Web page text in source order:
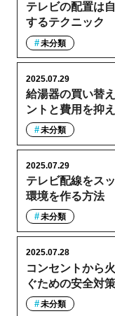
テレビの配置は
するテクニック
未分類
給湯器の買い替
ントと費用を抑
2025.07.29
未分類
テレビ配線をス
環境を作る方法
2025.07.29
未分類
コンセントから
ぐための安全対策
2025.07.28
未分類